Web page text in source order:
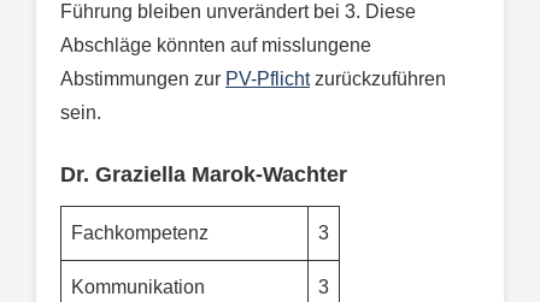
Führung bleiben unverändert bei 3. Diese
Abschläge könnten auf misslungene
Abstimmungen zur PV-Pflichtzurückzuführen
sein.
Dr. Graziella Marok-Wachter
Fachkompetenz 3
Kommunikation 3